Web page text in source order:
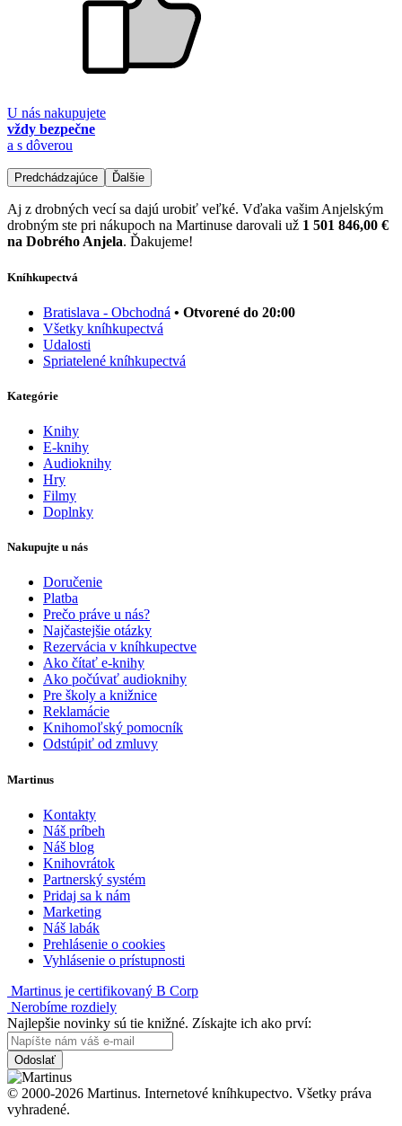
U nás nakupujete
vždy bezpečne
a s dôverou
Predchádzajúce Ďalšie
Aj z drobných vecí sa dajú urobiť veľké. Vďaka vašim Anjelským
drobným ste pri nákupoch na Martinuse darovali už 1 501 846,00 €
na Dobrého Anjela. Ďakujeme!
Kníhkupectvá
Bratislava - Obchodná • Otvorené do 20:00
Všetky kníhkupectvá
Udalosti
Spriatelené kníhkupectvá
Kategórie
Knihy
E-knihy
Audioknihy
Hry
Filmy
Doplnky
Nakupujte u nás
Doručenie
Platba
Prečo práve u nás?
Najčastejšie otázky
Rezervácia v kníhkupectve
Ako čítať e-knihy
Ako počúvať audioknihy
Pre školy a knižnice
Reklamácie
Knihomoľský pomocník
Odstúpiť od zmluvy
Martinus
Kontakty
Náš príbeh
Náš blog
Knihovrátok
Partnerský systém
Pridaj sa k nám
Marketing
Náš labák
Prehlásenie o cookies
Vyhlásenie o prístupnosti
Martinus je certifikovaný B Corp
Nerobíme rozdiely
Najlepšie novinky sú tie knižné. Získajte ich ako prví:
Odoslať
© 2000-2026 Martinus. Internetové kníhkupectvo. Všetky práva
vyhradené.